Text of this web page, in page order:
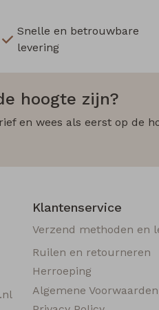
Snelle en betrouwbare
levering
hoogte zijn?
en wees als eerst op de
Klantenservice
Verzend methoden en
Ruilen en retourneren
Herroeping
Algemene Voorwaarden